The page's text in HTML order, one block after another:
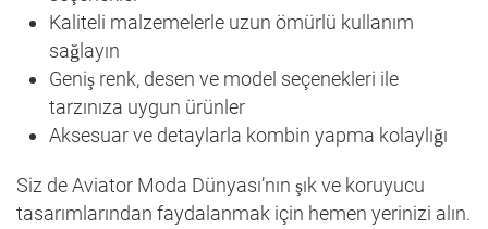
Kaliteli malzemelerle uzun ömürlü kullanım
sağlayın
Geniş renk, desen ve model seçenekleri ile
tarzınıza uygun ürünler
Aksesuar ve detaylarla kombin yapma kolaylığı
Siz de Aviator Moda Dünyası’nın şık ve koruyucu
tasarımlarından faydalanmak için hemen yerinizi alın.